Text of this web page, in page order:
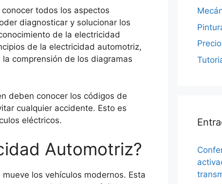
todos los aspectos
diagnosticar y solucionar los
de la electricidad
de la electricidad automotriz,
comprensión de los diagramas
deben conocer los códigos de
cualquier accidente. Esto es
eléctricos.
Automotriz?
los vehículos modernos. Esta